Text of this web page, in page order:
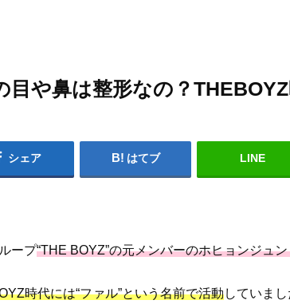
や鼻は整形なの？
シェア はてブ LINE
ープ“THE BOYZ”の元メンバーのホヒョンジュ
時代には“ファル”という名前で活動していまし